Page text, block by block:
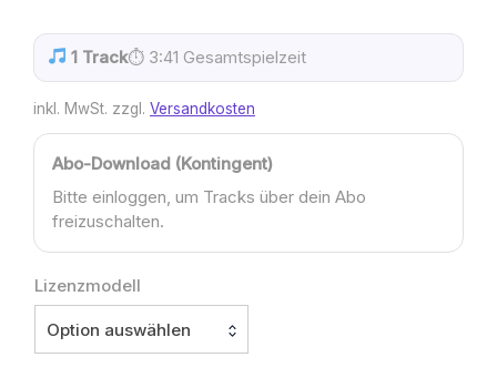
1 Track⏱ 3:41 Gesamtspielzeit
inkl. MwSt. zzgl. Versandkosten
Abo-Download (Kontingent)
Bitte einloggen, um Tracks über dein Abo
freizuschalten.
Lizenzmodell
Option auswählen